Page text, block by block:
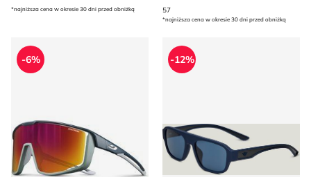
*najniższa cena w okresie 30 dni przed obniżką 57
*najniższa cena w okresie 30 dni przed obniżką
Okulary przeciwsłoneczne na lato Julbo
-6%
Okulary przeciwsłoneczne
-12%